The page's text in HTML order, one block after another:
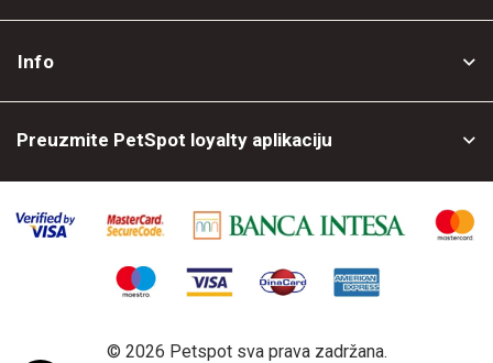
Info
Preuzmite PetSpot loyalty aplikaciju
© 2026 Petspot sva prava zadržana.